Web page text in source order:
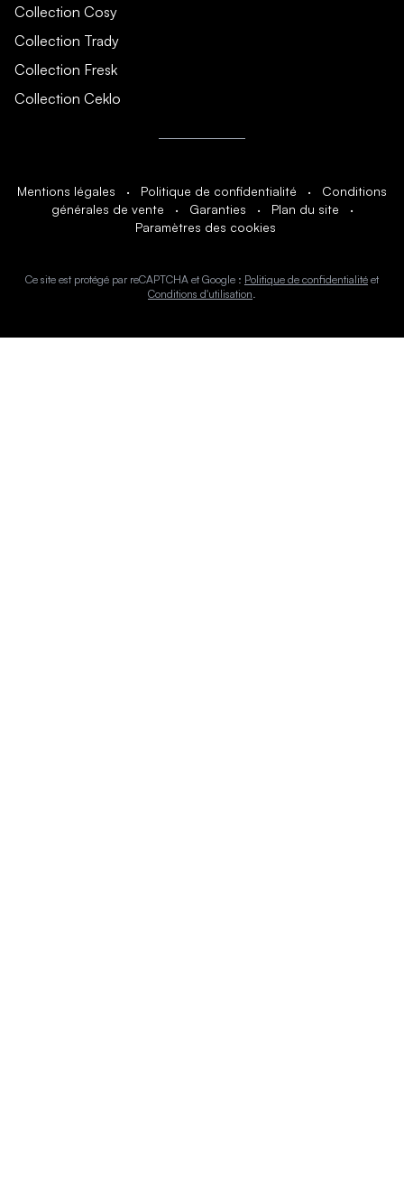
Collection Cosy
Collection Trady
Collection Fresk
Collection Ceklo
Mentions légales · Politique de confidentialité ·
Conditions
générales de vente
· Garanties · Plan du site
·
Paramètres des cookies
Ce site est protégé par reCAPTCHA et Google : Politique de confidentialité et
Conditions d'utilisation.